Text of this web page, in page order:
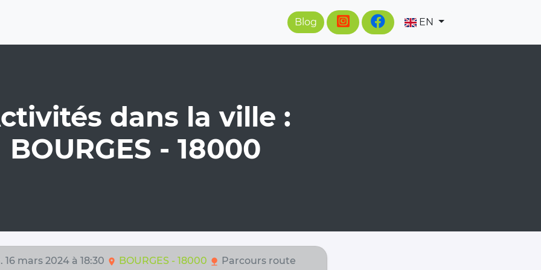
Blog EN
dans la ville :
BOURGES - 18000
16 mars 2024 à 18:30 location_on BOURGES - 18000 nature Parcours route